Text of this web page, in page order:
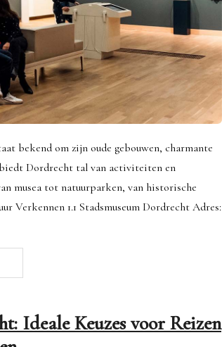
bekend om zijn oude gebouwen, charmante
Dordrecht tal van activiteiten en
musea tot natuurparken, van historische
Verkennen 1.1 Stadsmuseum Dordrecht Adres:
Ideale Keuzes voor Reizen